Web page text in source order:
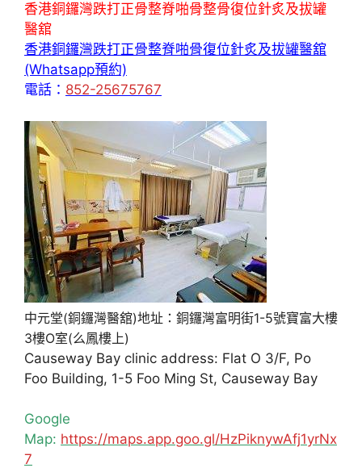
香港銅鑼灣跌打正骨整脊啪骨整骨復位針炙及拔罐
醫舘
香港銅鑼灣跌打正骨整脊啪骨復位針炙及拔罐醫舘
(Whatsapp預約)
電話： 852-25675767
中元堂(銅鑼灣醫舘)地址：銅鑼灣富明街1-5號寶富大樓
3樓O室(么鳳樓上)
Causeway Bay clinic address: Flat O 3/F, Po
Foo Building, 1-5 Foo Ming St, Causeway Bay
Google
Map: https://maps.app.goo.gl/HzPiknywAfj1yrNx
7